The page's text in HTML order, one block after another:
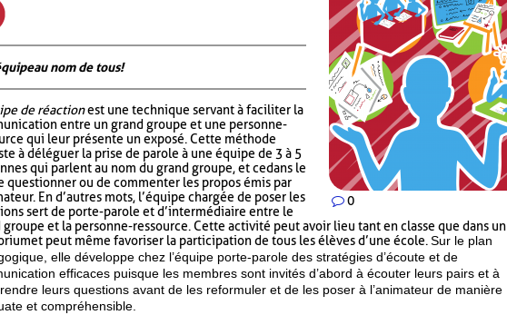
0
au nom de tous!
de réactionest une technique servant à faciliter la
entre un grand groupe et une personne-
qui leur présente un exposé. Cette méthode
à déléguer la prise de parole à une équipe de 3 à 5
qui parlent au nom du grand groupe, et ce dans le
questionner ou de commenter les propos émis par
En d’autres mots, l’équipe chargée de poser les
sert de porte-parole et d’intermédiaire entre le
groupe et la personne-ressource. Cette activité peut avoir lieu tant en classe que dans un
et peut même favoriser la participation de tous les élèves d’une école.Sur le plan
elle développe chez l’équipe porte-parole des stratégies d’écoute et de
efficaces puisque les membres sont invités d’abord à écouter leurs pairs et à
leurs questions avant de les reformuler et de les poser à l’animateur de manière
et compréhensible.